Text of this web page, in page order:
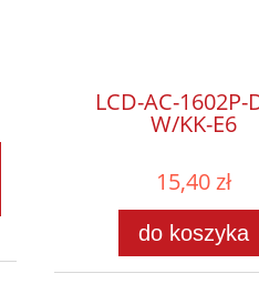
LCD-AC-1602P-
W/KK-E6
15,40 zł
do koszyka